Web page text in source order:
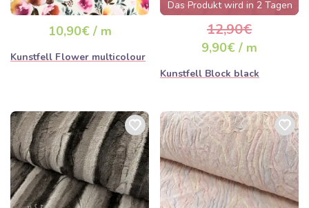
10,90€ / m
Kunstfell Flower multicolour
Das Produkt wird in 2 Tagen
ausverkauft sein
12,90€
9,90€ / m
Kunstfell Block black